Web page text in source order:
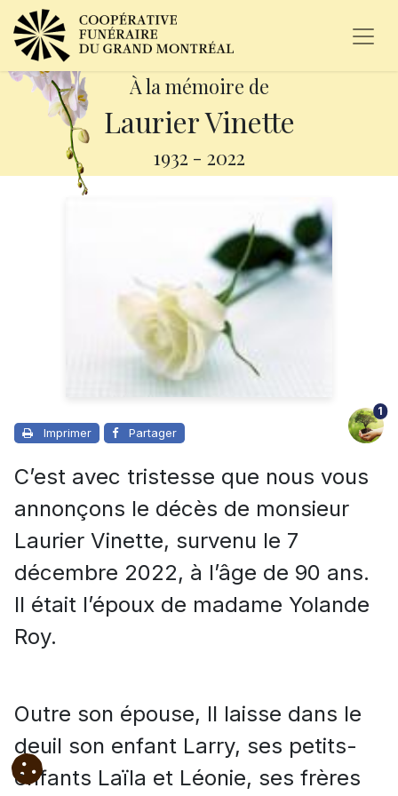
À la mémoire de
Laurier Vinette
1932 - 2022
Imprimer Partager
1
C’est avec tristesse que nous vous
annonçons le décès de monsieur
Laurier Vinette, survenu le 7
décembre 2022, à l’âge de 90 ans.
Il était l’époux de madame Yolande
Roy.
Outre son épouse, Il laisse dans le
deuil son enfant Larry, ses petits-
enfants Laïla et Léonie, ses frères